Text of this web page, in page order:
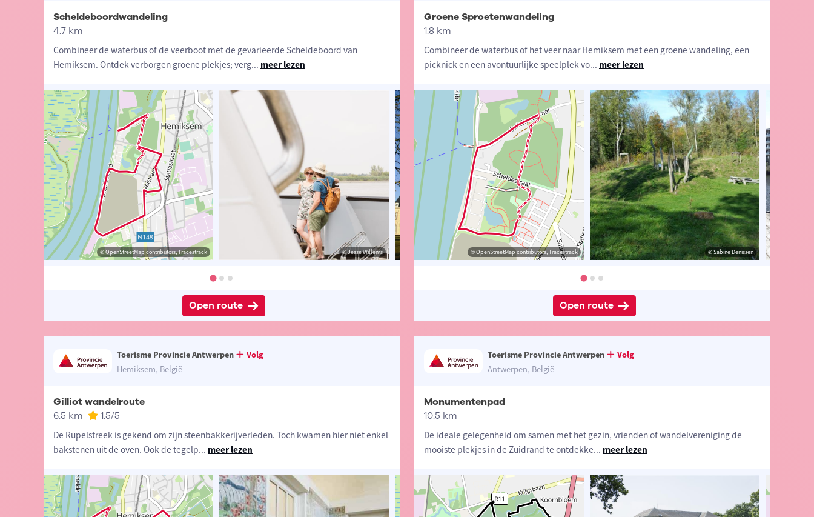
Scheldeboordwandeling
4.7 km
Combineer de waterbus of de veerboot met de gevarieerde Scheldeboord van
Hemiksem. Ontdek verborgen groene plekjes; verg... meer lezen
© OpenStreetMap contributors, Tracestrack © Jesse Willems © Sabine Denissen © OpenStreetMap contributors, Tracestrack
Open route
Groene Sproetenwandeling
1.8 km
Combineer de waterbus of het veer naar Hemiksem met een groene wandeling, een
picknick en een avontuurlijke speelplek vo... meer lezen
© Sabine Denissen © Sabine Denissen © OpenStreetMap contributors, Tracestrack © Sabine Denissen
Open route
Toerisme Provincie Antwerpen
Volg
Hemiksem, België
Gilliot wandelroute
6.5 km 1.5/5
De Rupelstreek is gekend om zijn steenbakkerijverleden. Toch kwamen hier niet enkel
bakstenen uit de oven. Ook de tegelp... meer lezen
Toerisme Provincie Antwerpen
Volg
Antwerpen, België
Monumentenpad
10.5 km
De ideale gelegenheid om samen met het gezin, vrienden of wandelvereniging de
mooiste plekjes in de Zuidrand te ontdekke... meer lezen